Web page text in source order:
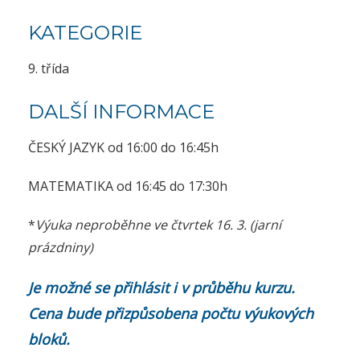
KATEGORIE
9. třída
DALŠÍ INFORMACE
ČESKÝ JAZYK od 16:00 do 16:45h
MATEMATIKA od 16:45 do 17:30h
*Výuka neproběhne ve čtvrtek 16. 3. (jarní
prázdniny)
Je možné se přihlásit i v průběhu kurzu.
Cena bude přizpůsobena počtu výukových
bloků.